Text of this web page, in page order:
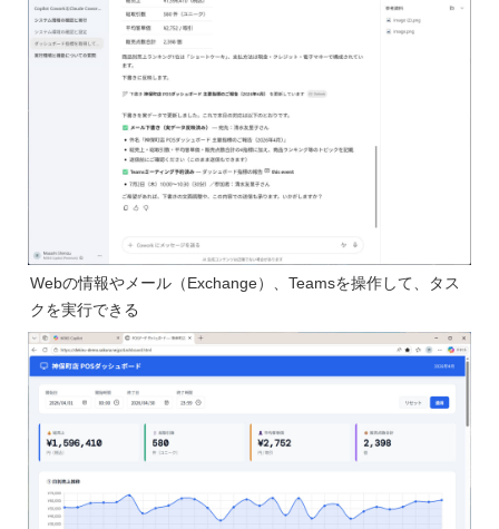
Webの情報やメール（Exchange）、Teamsを操作して、タス
クを実行できる